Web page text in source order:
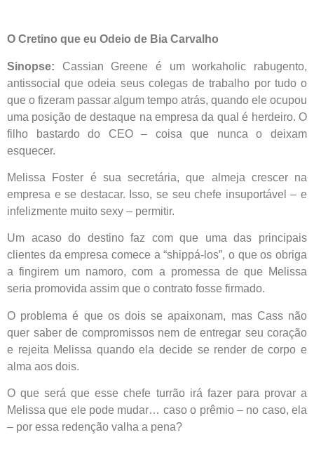
O Cretino que eu Odeio de Bia Carvalho
Sinopse: Cassian Greene é um workaholic rabugento,
antissocial que odeia seus colegas de trabalho por tudo o
que o fizeram passar algum tempo atrás, quando ele ocupou
uma posição de destaque na empresa da qual é herdeiro. O
filho bastardo do CEO – coisa que nunca o deixam
esquecer.
Melissa Foster é sua secretária, que almeja crescer na
empresa e se destacar. Isso, se seu chefe insuportável – e
infelizmente muito sexy – permitir.
Um acaso do destino faz com que uma das principais
clientes da empresa comece a “shippá-los”, o que os obriga
a fingirem um namoro, com a promessa de que Melissa
seria promovida assim que o contrato fosse firmado.
O problema é que os dois se apaixonam, mas Cass não
quer saber de compromissos nem de entregar seu coração
e rejeita Melissa quando ela decide se render de corpo e
alma aos dois.
O que será que esse chefe turrão irá fazer para provar a
Melissa que ele pode mudar… caso o prêmio – no caso, ela
– por essa redenção valha a pena?